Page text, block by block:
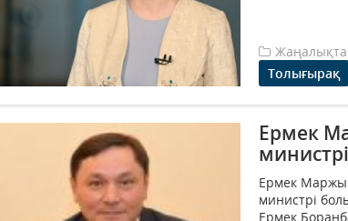
Толығырақ
Ермек
Ермек
министрі
Ермек